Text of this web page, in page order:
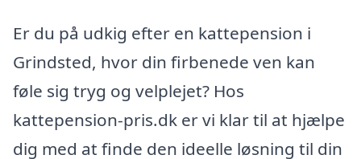
Er du på udkig efter en kattepension i
Grindsted, hvor din firbenede ven kan
føle sig tryg og velplejet? Hos
kattepension-pris.dk er vi klar til at hjælpe
dig med at finde den ideelle løsning til din